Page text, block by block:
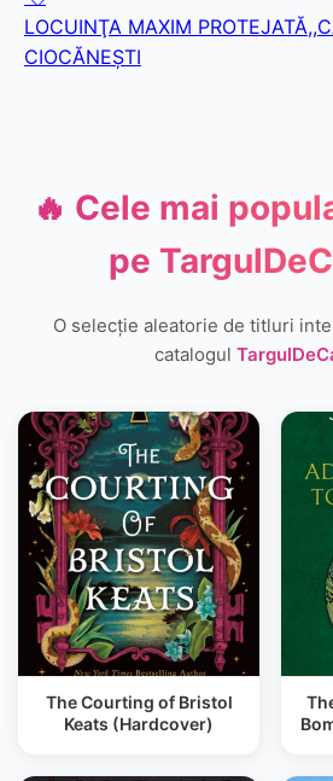
LOCUINŢA MAXIM
CIOCĂNEŞTI
🔥 Cele mai
pe
O selecție aleatorie de titluri
catalogul
The Courting of Bristol
Keats (Hardcover)